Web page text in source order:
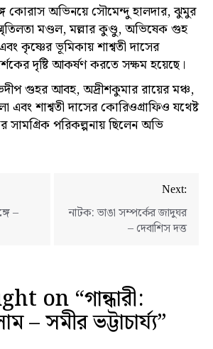
কোরাস অভিনয়ে সৌমেন্দু হালদার, ঝুমুর
মণ্ডল, মল্লার কুণ্ডু, অভিষেক গুহ
কৃষ্ণের ভূমিকায় শাশ্বতী দাসের
দৃষ্টি আকর্ষণ করতে সক্ষম হয়েছে।
গুহর আবহ, অদ্রীশকুমার রায়ের মঞ্চ,
শাশ্বতী দাসের কোরিওগ্রাফিও যথেষ্ট
সামগ্রিক পরিকল্পনায় ছিলেন অভি
–
Next:
নাটক: ভাঙা সম্পর্কের জাদুঘর
– দেবাশিস দত্ত
on “গান্ধারী:
– সমীর ভট্টাচার্য্য”